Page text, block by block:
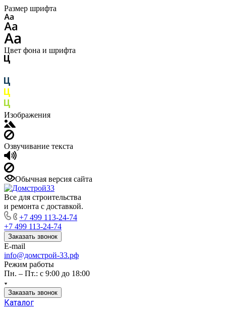
Размер шрифта
Цвет фона и шрифта
Изображения
Озвучивание текста
Обычная версия сайта
Все для строительства
и ремонта с доставкой.
+7 499 113-24-74
+7 499 113-24-74
Заказать звонок
E-mail
info@домстрой-33.рф
Режим работы
Пн. – Пт.: с 9:00 до 18:00
Заказать звонок
Каталог